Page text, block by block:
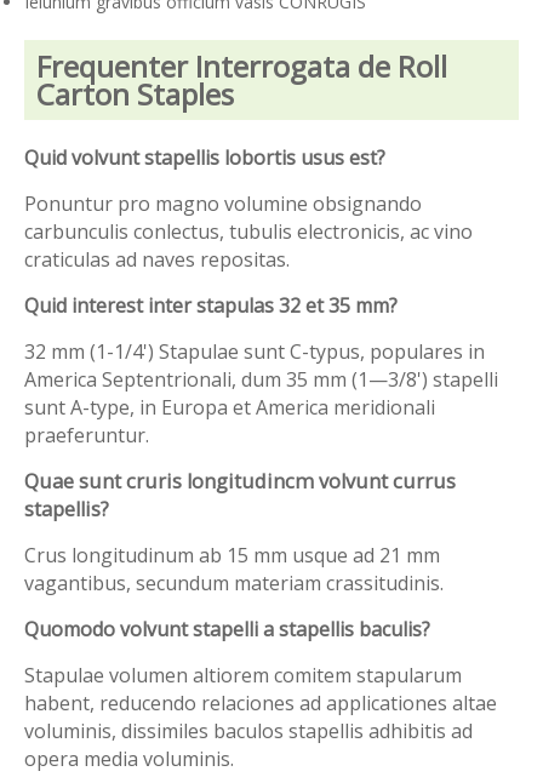
Frequenter Interrogata de Roll
Carton Staples
Quid volvunt stapellis lobortis usus est?
Ponuntur pro magno volumine obsignando
carbunculis conlectus, tubulis electronicis, ac vino
craticulas ad naves repositas.
Quid interest inter stapulas 32 et 35 mm?
32 mm (1-1/4') Stapulae sunt C-typus, populares in
America Septentrionali, dum 35 mm (1—3/8') stapelli
sunt A-type, in Europa et America meridionali
praeferuntur.
Quae sunt cruris longitudincm volvunt currus
stapellis?
Crus longitudinum ab 15 mm usque ad 21 mm
vagantibus, secundum materiam crassitudinis.
Quomodo volvunt stapelli a stapellis baculis?
Stapulae volumen altiorem comitem stapularum
habent, reducendo relaciones ad applicationes altae
voluminis, dissimiles baculos stapellis adhibitis ad
opera media voluminis.